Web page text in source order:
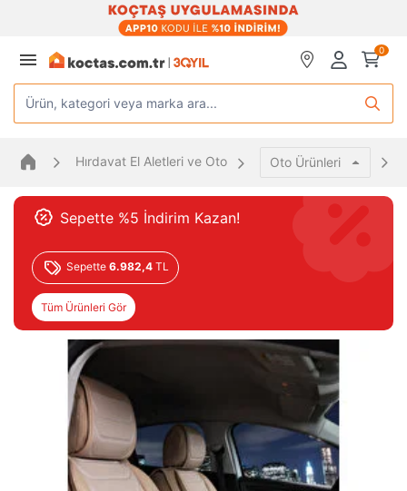
0
Ürün, kategori veya marka ara...
Hırdavat El Aletleri ve Oto Oto Ürünleri
Sepette %5 İndirim Kazan!
Sepette 6.982,4 TL
Tüm Ürünleri Gör